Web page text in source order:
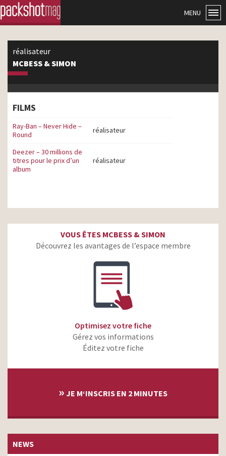
MENU
réalisateur
MCBESS & SIMON
FILMS
Ray-Ban – Never Hide –
Round
réalisateur
Deezer – 30 millions de
titres pour le prix d’un
album
réalisateur
VOUS ÊTES MCBESS & SIMON
Découvrez les avantages de l’espace membre
Optimisez votre fiche
Gérez vos informations
Éditez votre fiche
» JE M‘INSCRIS EN 2 MINUTES
NEWS